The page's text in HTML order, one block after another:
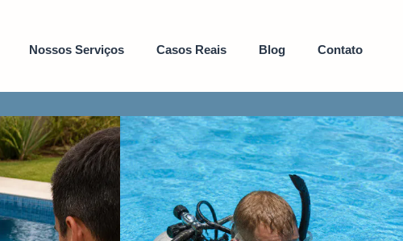
Nossos Serviços Casos Reais Blog Contato